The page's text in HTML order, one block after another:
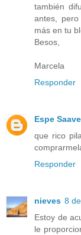
también
antes,
más en tu
Besos,
Marcela
Responder
Espe
que rico
Responder
nieves 8
Estoy de
le